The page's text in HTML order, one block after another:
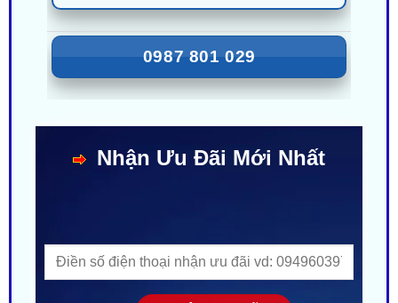
0987 801 029